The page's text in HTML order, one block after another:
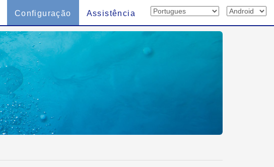
Configuração Assistência